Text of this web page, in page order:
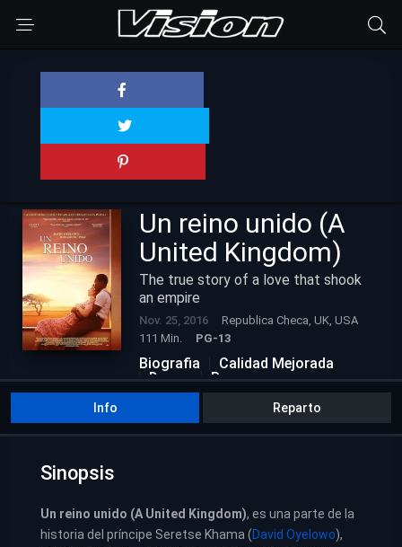
Un reino unido (A
United Kingdom)
The true story of a love that shook
an empire
Nov. 25, 2016
Republica Checa, UK, USA
111 Min.
PG-13
Biografia
Calidad Mejorada
Drama
Romance
Info Reparto
Sinopsis
Un reino unido (A United Kingdom), es una parte de la
historia del príncipe Seretse Khama (David Oyelowo),